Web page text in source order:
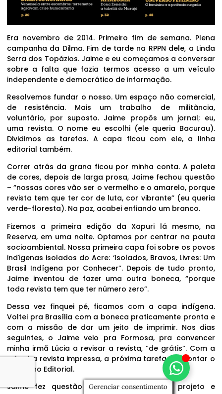
Era novembro de 2014. Primeiro fim de semana. Plena
campanha da Dilma. Fim de tarde na RPPN dele, a Linda
Serra dos Topázios. Jaime e eu começamos a conversar
sobre a falta que fazia termos acesso a um veículo
independente e democrático de informação.
Resolvemos fundar o nosso. Um espaço não comercial,
de resistência. Mais um trabalho de militância,
voluntário, por suposto. Jaime propôs um jornal; eu,
uma revista. O nome eu escolhi (ele queria Bacurau).
Dividimos as tarefas. A capa ficou com ele, a linha
editorial também.
Correr atrás da grana ficou por minha conta. A paleta
de cores, depois de larga prosa, Jaime fechou questão
– “nossas cores vão ser o vermelho e o amarelo, porque
revista tem que ter cor de luta, cor vibrante” (eu queria
verde-floresta). Na paz, acabei enfiando um branco.
Fizemos a primeira edição da Xapuri lá mesmo, na
Reserva, em uma noite. Optamos por centrar na pauta
socioambiental. Nossa primeira capa foi sobre os povos
indígenas isolados do Acre: ‘Isolados, Bravos, Livres: Um
Brasil Indígena por Conhecer”. Depois de tudo pronto,
Jaime inventou de fazer uma outra boneca, “porque
toda revista tem que ter número zero”.
Dessa vez finquei pé, ficamos com a capa indígena.
Voltei pra Brasília com a boneca praticamente pronta e
com a missão de dar um jeito de imprimir. Nos dias
seguintes, o Jaime veio pra Formosa, pra convencer
minha irmã Lúcia a revisar a revista, “de grátis”. Com a
primeira revista impressa, a próxima tarefa foi montar o
Conselho Editorial.
Jaime fez questão de visitar, explicar o projeto e
Gerenciar consentimento